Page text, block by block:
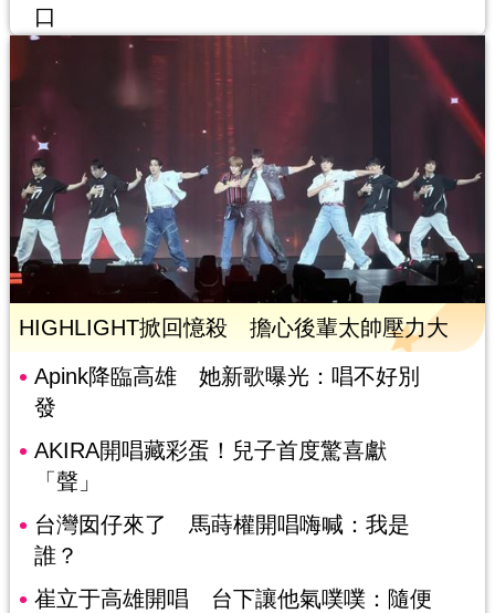
口
HIGHLIGHT掀回憶殺 擔心後輩太帥壓力大
Apink降臨高雄 她新歌曝光：唱不好別
發
AKIRA開唱藏彩蛋！兒子首度驚喜獻
「聲」
台灣囡仔來了 馬蒔權開唱嗨喊：我是
誰？
崔立于高雄開唱 台下讓他氣噗噗：隨便